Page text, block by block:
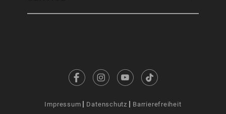
Impressum Datenschutz Barrierefreiheit